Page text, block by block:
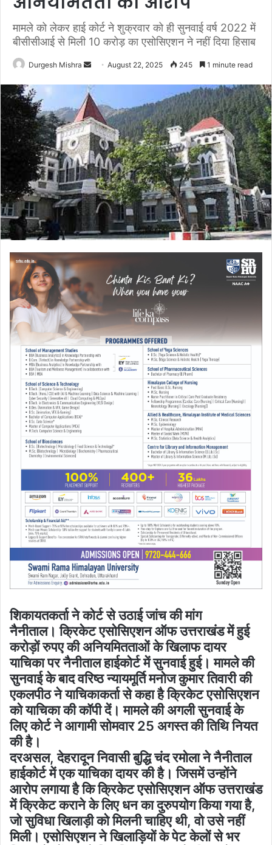
मामले को लेकर हाई कोर्ट ने शुक्रवार को ही सुनवाई वर्ष 2022 में
बीसीसीआई से मिली 10 करोड़ का एसोसिएशन ने नहीं दिया हिसाब
Durgesh Mishra
Send
email
August 22, 2025 245 1 minute read
शिकायतकर्ता ने कोर्ट से उठाई जांच की मांग
नैनीताल। क्रिकेट एसोसिएशन ऑफ उत्तराखंड में हुई
करोड़ों रुपए की अनियमितताओं के खिलाफ दायर
याचिका पर नैनीताल हाईकोर्ट में सुनवाई हुई। मामले की
सुनवाई के बाद वरिष्ठ न्यायमूर्ति मनोज कुमार तिवारी की
एकलपीठ ने याचिकाकर्ता से कहा है क्रिकेट एसोसिएशन
को याचिका की कॉपी दें। मामले की अगली सुनवाई के
लिए कोर्ट ने आगामी सोमवार 25 अगस्त की तिथि नियत
की है।
दरअसल, देहरादून निवासी बुद्धि चंद रमोला ने नैनीताल
हाईकोर्ट में एक याचिका दायर की है। जिसमें उन्होंने
आरोप लगाया है कि क्रिकेट एसोसिएशन ऑफ उत्तराखंड
में क्रिकेट कराने के लिए धन का दुरुपयोग किया गया है,
जो सुविधा खिलाड़ी को मिलनी चाहिए थी, वो उसे नहीं
मिली। एसोसिएशन ने खिलाड़ियों के पेट केलों से भर